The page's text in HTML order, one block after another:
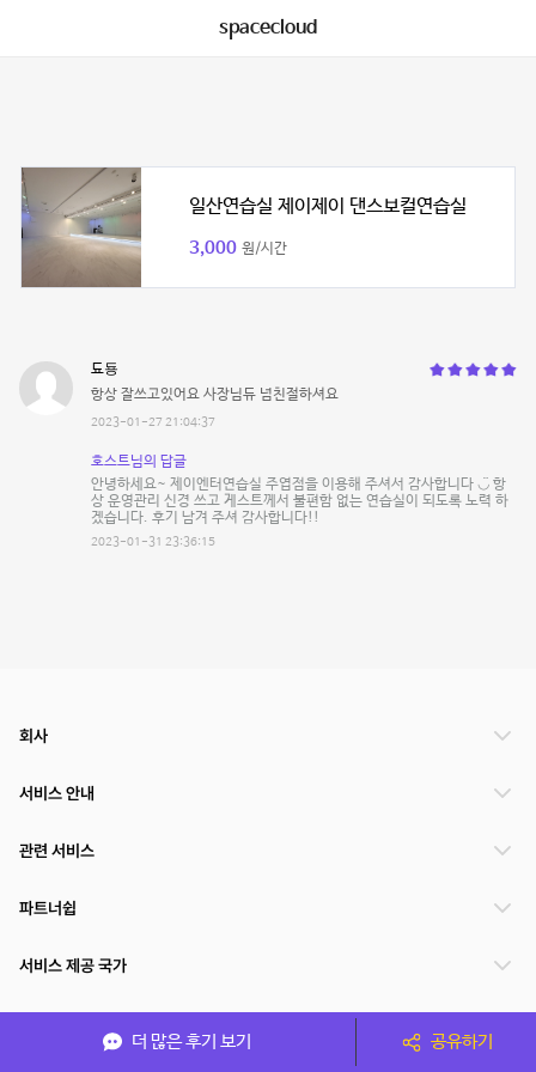
spacecloud
일산연습실 제이제이 댄스보컬연습실
3,000 원/시간
됴둉
항상 잘쓰고있어요 사장님듀 넘친절하셔요
2023-01-27 21:04:37
호스트님의 답글
안녕하세요~ 제이엔터연습실 주엽점을 이용해 주셔서 감사합니다 ◡̈ 항
상 운영관리 신경 쓰고 게스트께서 불편함 없는 연습실이 되도록 노력 하
겠습니다. 후기 남겨 주셔 감사합니다!!
2023-01-31 23:36:15
더 많은 후기 보기 공유하기
회사
서비스 안내
관련 서비스
파트너쉽
서비스 제공 국가
(주)NSPACE 사업자정보